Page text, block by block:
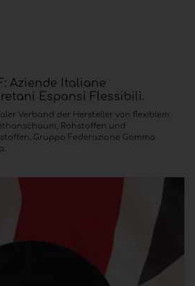
Aziende Italiane
Espansi Flessibili.
Verband der Hersteller von flexiblem
Rohstoffen und
Gruppo Federazione Gomma